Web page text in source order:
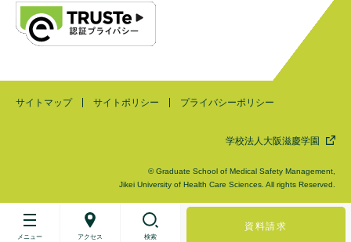
メニュー アクセス 検索
資料請求
サイトマップ サイトポリシー プライバシーポリシー
学校法人大阪滋慶学園
© Graduate School of Medical Safety Management,
Jikei University of Health Care Sciences. All rights Reserved.